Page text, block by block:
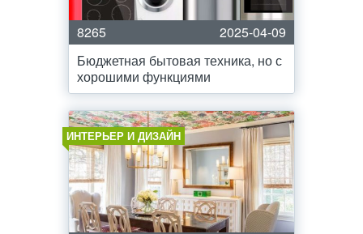
8265
2025-04-09
Бюджетная бытовая техника, но с
хорошими функциями
ИНТЕРЬЕР И ДИЗАЙН